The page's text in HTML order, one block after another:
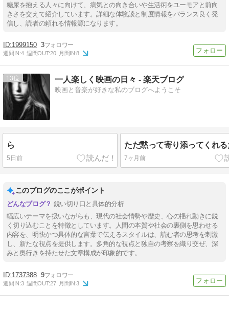
糖尿を抱える人々に向けて、病気との向き合いや生活術をユーモアと前向
きさを交えて紹介しています。詳細な体験談と制度情報をバランス良く発
信し、読者の頼れる情報源になります。
1999150 3
週間IN:4 週間OUT:20 月間IN:8
13 一人楽しく映画の日々 - 楽天ブログ
映画と音楽が好きな私のブログへようこそ
ら
5日前
ただ黙って寄り添ってくれ
7ヶ月前
このブログのここがポイント
鋭い切り口と具体的分析
幅広いテーマを扱いながらも、現代の社会情勢や歴史、心の揺れ動きに鋭
く切り込むことを特徴としています。人間の本質や社会の裏側を思わせる
内容を、明快かつ具体的な言葉で伝えるスタイルは、読む者の思考を刺激
し、新たな視点を提供します。多角的な視点と独自の考察を織り交ぜ、深
みと奥行きを持たせた文章構成が印象的です。
1737388 9
週間IN:3 週間OUT:27 月間IN:3